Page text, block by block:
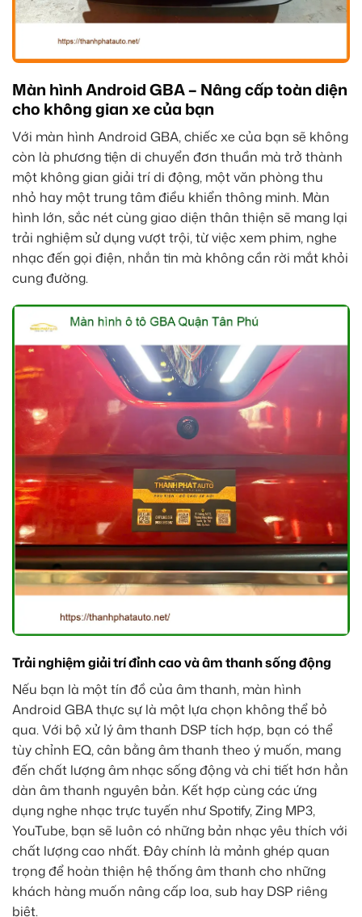
Màn hình Android GBA – Nâng cấp toàn diện
cho không gian xe của bạn
Với màn hình Android GBA, chiếc xe của bạn sẽ không
còn là phương tiện di chuyển đơn thuần mà trở thành
một không gian giải trí di động, một văn phòng thu
nhỏ hay một trung tâm điều khiển thông minh. Màn
hình lớn, sắc nét cùng giao diện thân thiện sẽ mang lại
trải nghiệm sử dụng vượt trội, từ việc xem phim, nghe
nhạc đến gọi điện, nhắn tin mà không cần rời mắt khỏi
cung đường.
Trải nghiệm giải trí đỉnh cao và âm thanh sống động
Nếu bạn là một tín đồ của âm thanh, màn hình
Android GBA thực sự là một lựa chọn không thể bỏ
qua. Với bộ xử lý âm thanh DSP tích hợp, bạn có thể
tùy chỉnh EQ, cân bằng âm thanh theo ý muốn, mang
đến chất lượng âm nhạc sống động và chi tiết hơn hẳn
dàn âm thanh nguyên bản. Kết hợp cùng các ứng
dụng nghe nhạc trực tuyến như Spotify, Zing MP3,
YouTube, bạn sẽ luôn có những bản nhạc yêu thích với
chất lượng cao nhất. Đây chính là mảnh ghép quan
trọng để hoàn thiện hệ thống âm thanh cho những
khách hàng muốn nâng cấp loa, sub hay DSP riêng
biệt.